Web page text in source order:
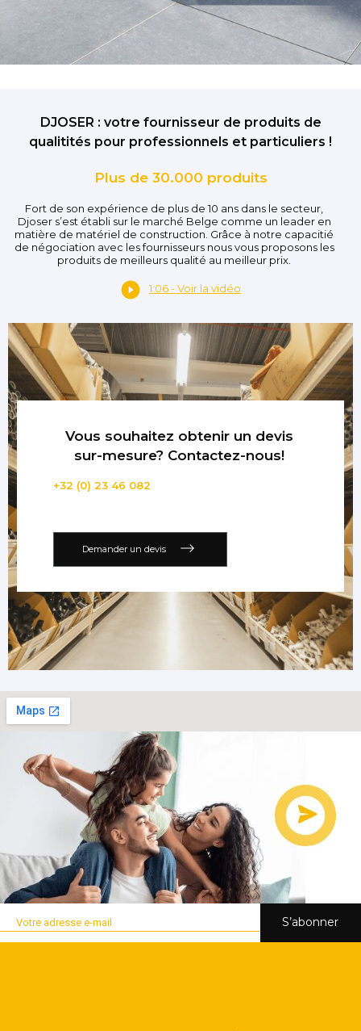
DJOSER : votre fournisseur de produits de
qualitités pour professionnels et particuliers !
Plus de 30.000 produits
Fort de son expérience de plus de 10 ans dans le secteur,
Djoser s’est établi sur le marché Belge comme un leader en
matière de matériel de construction. Grâce à notre capacitié
de négociation avec les fournisseurs nous vous proposons les
produits de meilleurs qualité au meilleur prix.
1:06 - Voir la vidéo
Vous souhaitez obtenir un devis
sur-mesure? Contactez-nous!
+32 (0) 23 46 082
Demander un devis
S’abonner